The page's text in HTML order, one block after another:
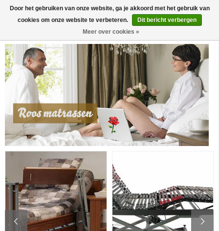
0
Door het gebruiken van onze website, ga je akkoord met het gebruik van
cookies om onze website te verbeteren.
Dit bericht verbergen
Meer over cookies »